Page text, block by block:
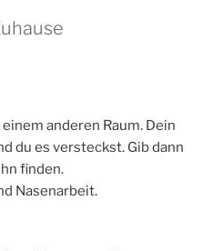
anderen Raum. Dein
du es versteckst. Gib dann
finden.
Nasenarbeit.